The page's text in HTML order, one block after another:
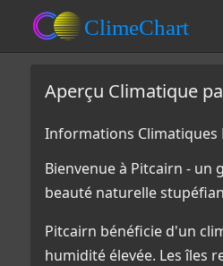
Aperçu Climatique
Informations Climatiques
Bienvenue à Pitcairn - un
beauté naturelle
Pitcairn bénéficie d'un
humidité élevée. Les îles